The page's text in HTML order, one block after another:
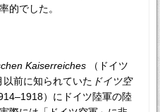
的でした。
Kaiserreiches （ドイツ
前に知られていた ドイツ空
）にドイツ陸軍の陸